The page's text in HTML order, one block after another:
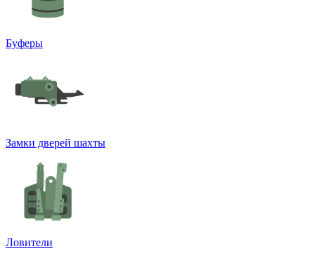
Буферы
Замки дверей шахты
Ловители